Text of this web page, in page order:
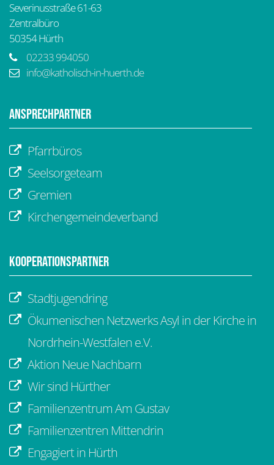
Severinusstraße 61-63
Zentralbüro
50354Hürth
02233 994050
info@katholisch-in-huerth.de
Ansprechpartner
Pfarrbüros
Seelsorgeteam
Gremien
Kirchengemeindeverband
Kooperationspartner
Stadtjugendring
Ökumenischen Netzwerks Asyl in der Kirche in
Nordrhein-Westfalen e.V.
Aktion Neue Nachbarn
Wir sind Hürther
Familienzentrum Am Gustav
Familienzentren Mittendrin
Engagiert in Hürth